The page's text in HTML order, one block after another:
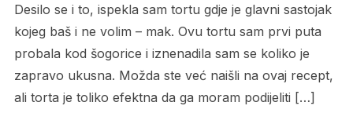
Desilo se i to, ispekla sam tortu gdje je glavni sastojak
kojeg baš i ne volim – mak. Ovu tortu sam prvi puta
probala kod šogorice i iznenadila sam se koliko je
zapravo ukusna. Možda ste već naišli na ovaj recept,
ali torta je toliko efektna da ga moram podijeliti […]